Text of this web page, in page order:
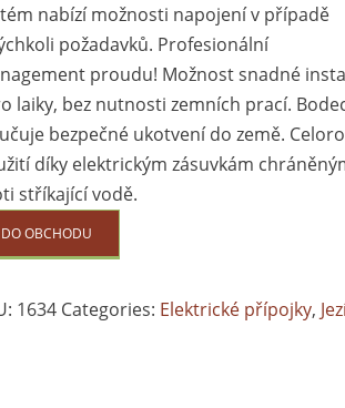
nabízí možnosti napojení v případě
požadavků. Profesionální
proudu! Možnost snadné
laiky, bez nutnosti zemních prací.
bezpečné ukotvení do země.
díky elektrickým zásuvkám
stříkající vodě.
DO OBCHODU
1634 Categories: Elektrické přípojky,